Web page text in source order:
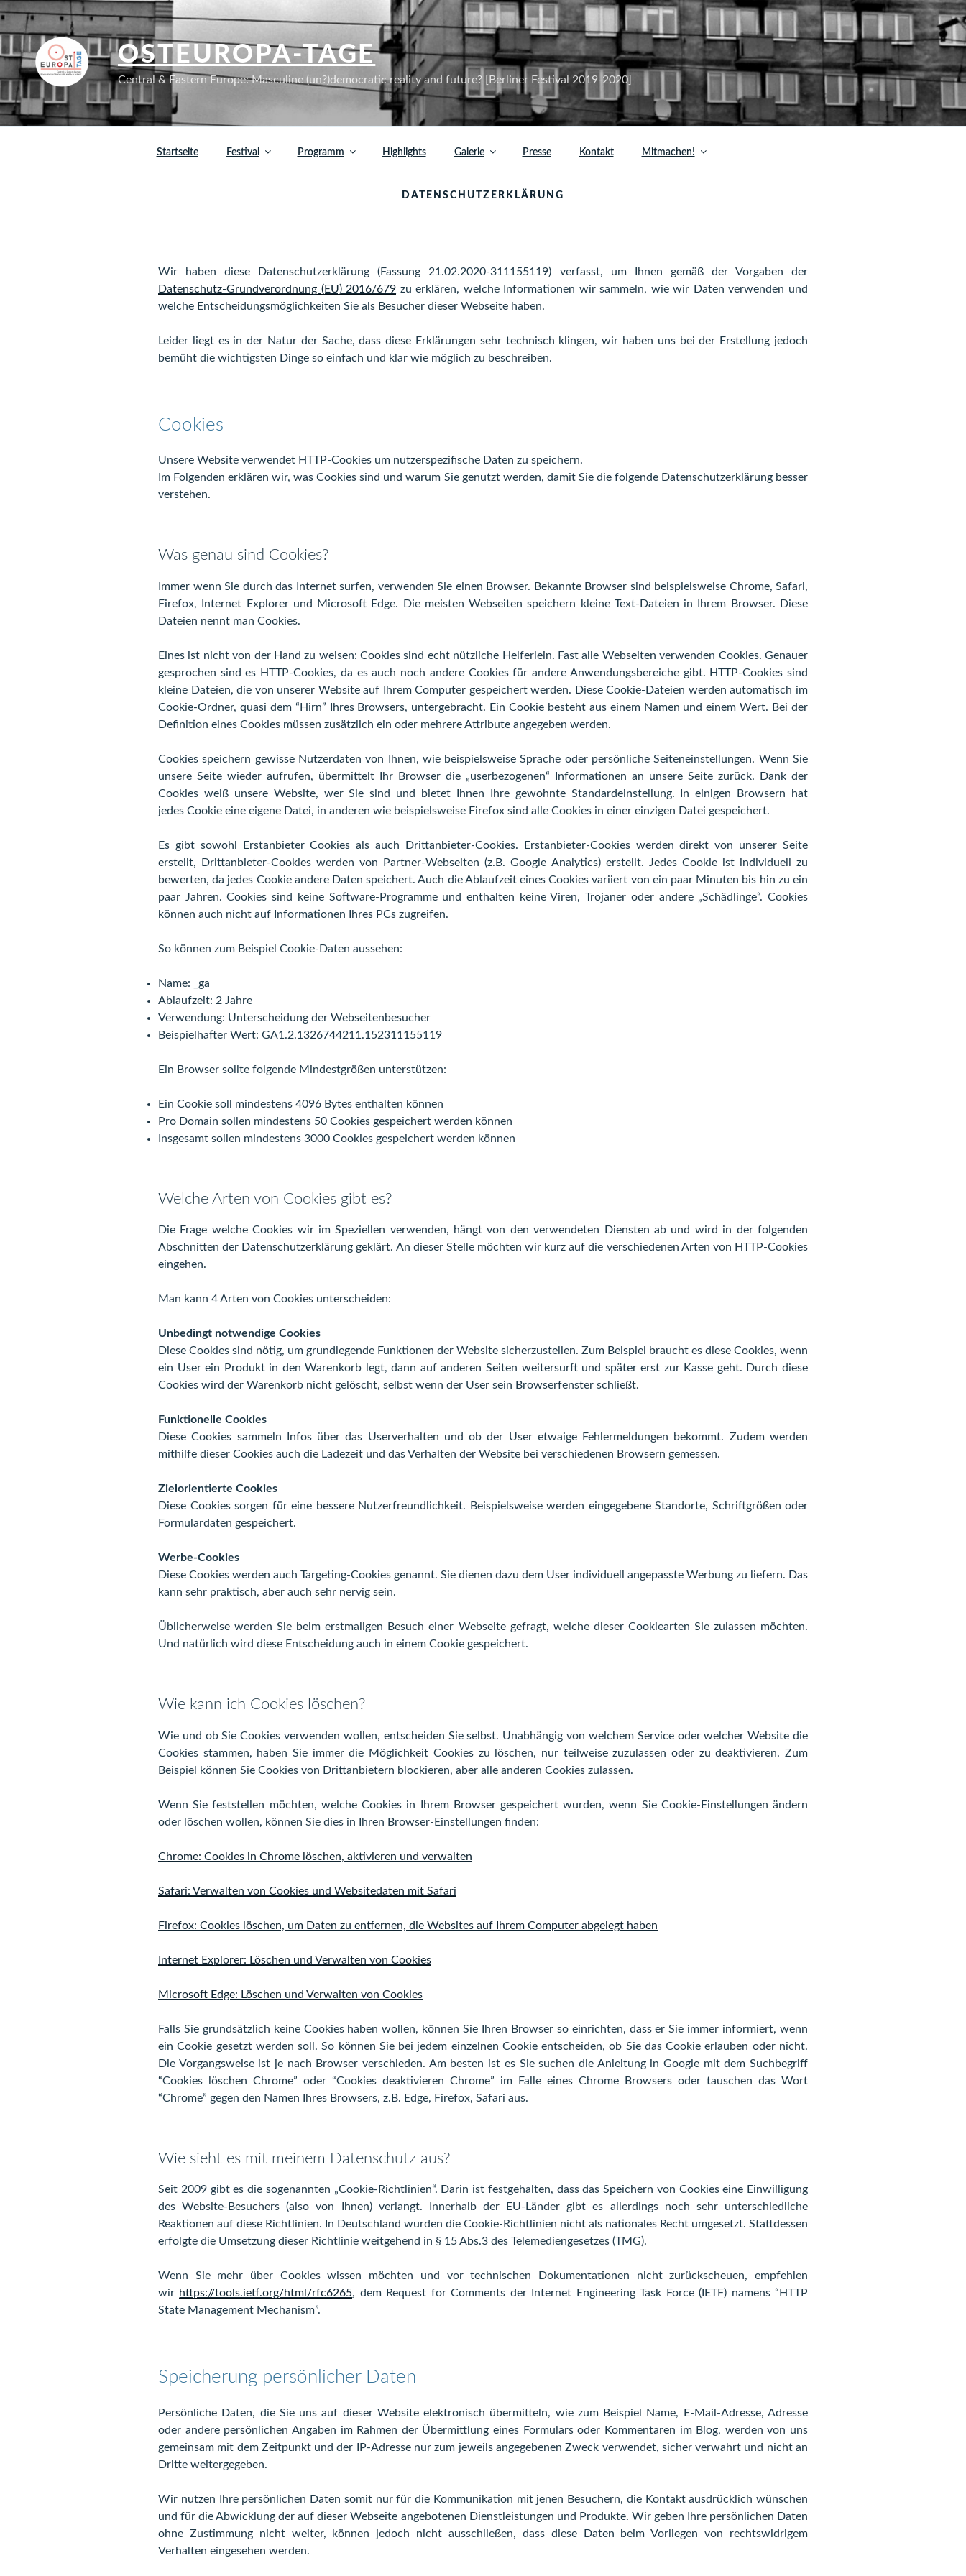
Inhalt
springen
OSTEUROPA-TAGE
Central & Eastern Europe: Masculine (un?)democratic reality and future? [Berliner Festival 2019-2020]
Startseite Festival Programm Highlights Galerie Presse Kontakt Mitmachen!
DATENSCHUTZERKLÄRUNG
Wir haben diese Datenschutzerklärung (Fassung 21.02.2020-311155119) verfasst, um Ihnen gemäß der Vorgaben der
Datenschutz-Grundverordnung (EU) 2016/679 zu erklären, welche Informationen wir sammeln, wie wir Daten verwenden und
welche Entscheidungsmöglichkeiten Sie als Besucher dieser Webseite haben.
Leider liegt es in der Natur der Sache, dass diese Erklärungen sehr technisch klingen, wir haben uns bei der Erstellung jedoch
bemüht die wichtigsten Dinge so einfach und klar wie möglich zu beschreiben.
Cookies
Unsere Website verwendet HTTP-Cookies um nutzerspezifische Daten zu speichern.
Im Folgenden erklären wir, was Cookies sind und warum Sie genutzt werden, damit Sie die folgende Datenschutzerklärung besser
verstehen.
Was genau sind Cookies?
Immer wenn Sie durch das Internet surfen, verwenden Sie einen Browser. Bekannte Browser sind beispielsweise Chrome, Safari,
Firefox, Internet Explorer und Microsoft Edge. Die meisten Webseiten speichern kleine Text-Dateien in Ihrem Browser. Diese
Dateien nennt man Cookies.
Eines ist nicht von der Hand zu weisen: Cookies sind echt nützliche Helferlein. Fast alle Webseiten verwenden Cookies. Genauer
gesprochen sind es HTTP-Cookies, da es auch noch andere Cookies für andere Anwendungsbereiche gibt. HTTP-Cookies sind
kleine Dateien, die von unserer Website auf Ihrem Computer gespeichert werden. Diese Cookie-Dateien werden automatisch im
Cookie-Ordner, quasi dem “Hirn” Ihres Browsers, untergebracht. Ein Cookie besteht aus einem Namen und einem Wert. Bei der
Definition eines Cookies müssen zusätzlich ein oder mehrere Attribute angegeben werden.
Cookies speichern gewisse Nutzerdaten von Ihnen, wie beispielsweise Sprache oder persönliche Seiteneinstellungen. Wenn Sie
unsere Seite wieder aufrufen, übermittelt Ihr Browser die „userbezogenen“ Informationen an unsere Seite zurück. Dank der
Cookies weiß unsere Website, wer Sie sind und bietet Ihnen Ihre gewohnte Standardeinstellung. In einigen Browsern hat
jedes Cookie eine eigene Datei, in anderen wie beispielsweise Firefox sind alle Cookies in einer einzigen Datei gespeichert.
Es gibt sowohl Erstanbieter Cookies als auch Drittanbieter-Cookies. Erstanbieter-Cookies werden direkt von unserer Seite
erstellt, Drittanbieter-Cookies werden von Partner-Webseiten (z.B. Google Analytics) erstellt. Jedes Cookie ist individuell zu
bewerten, da jedes Cookie andere Daten speichert. Auch die Ablaufzeit eines Cookies variiert von ein paar Minuten bis hin zu ein
paar Jahren. Cookies sind keine Software-Programme und enthalten keine Viren, Trojaner oder andere „Schädlinge“. Cookies
können auch nicht auf Informationen Ihres PCs zugreifen.
So können zum Beispiel Cookie-Daten aussehen:
Name: _ga
Ablaufzeit: 2 Jahre
Verwendung: Unterscheidung der Webseitenbesucher
Beispielhafter Wert: GA1.2.1326744211.152311155119
Ein Browser sollte folgende Mindestgrößen unterstützen:
Ein Cookie soll mindestens 4096 Bytes enthalten können
Pro Domain sollen mindestens 50 Cookies gespeichert werden können
Insgesamt sollen mindestens 3000 Cookies gespeichert werden können
Welche Arten von Cookies gibt es?
Die Frage welche Cookies wir im Speziellen verwenden, hängt von den verwendeten Diensten ab und wird in der folgenden
Abschnitten der Datenschutzerklärung geklärt. An dieser Stelle möchten wir kurz auf die verschiedenen Arten von HTTP-Cookies
eingehen.
Man kann 4 Arten von Cookies unterscheiden:
Unbedingt notwendige Cookies
Diese Cookies sind nötig, um grundlegende Funktionen der Website sicherzustellen. Zum Beispiel braucht es diese Cookies, wenn
ein User ein Produkt in den Warenkorb legt, dann auf anderen Seiten weitersurft und später erst zur Kasse geht. Durch diese
Cookies wird der Warenkorb nicht gelöscht, selbst wenn der User sein Browserfenster schließt.
Funktionelle Cookies
Diese Cookies sammeln Infos über das Userverhalten und ob der User etwaige Fehlermeldungen bekommt. Zudem werden
mithilfe dieser Cookies auch die Ladezeit und das Verhalten der Website bei verschiedenen Browsern gemessen.
Zielorientierte Cookies
Diese Cookies sorgen für eine bessere Nutzerfreundlichkeit. Beispielsweise werden eingegebene Standorte, Schriftgrößen oder
Formulardaten gespeichert.
Werbe-Cookies
Diese Cookies werden auch Targeting-Cookies genannt. Sie dienen dazu dem User individuell angepasste Werbung zu liefern. Das
kann sehr praktisch, aber auch sehr nervig sein.
Üblicherweise werden Sie beim erstmaligen Besuch einer Webseite gefragt, welche dieser Cookiearten Sie zulassen möchten.
Und natürlich wird diese Entscheidung auch in einem Cookie gespeichert.
Wie kann ich Cookies löschen?
Wie und ob Sie Cookies verwenden wollen, entscheiden Sie selbst. Unabhängig von welchem Service oder welcher Website die
Cookies stammen, haben Sie immer die Möglichkeit Cookies zu löschen, nur teilweise zuzulassen oder zu deaktivieren. Zum
Beispiel können Sie Cookies von Drittanbietern blockieren, aber alle anderen Cookies zulassen.
Wenn Sie feststellen möchten, welche Cookies in Ihrem Browser gespeichert wurden, wenn Sie Cookie-Einstellungen ändern
oder löschen wollen, können Sie dies in Ihren Browser-Einstellungen finden:
Chrome: Cookies in Chrome löschen, aktivieren und verwalten
Safari: Verwalten von Cookies und Websitedaten mit Safari
Firefox: Cookies löschen, um Daten zu entfernen, die Websites auf Ihrem Computer abgelegt haben
Internet Explorer: Löschen und Verwalten von Cookies
Microsoft Edge: Löschen und Verwalten von Cookies
Falls Sie grundsätzlich keine Cookies haben wollen, können Sie Ihren Browser so einrichten, dass er Sie immer informiert, wenn
ein Cookie gesetzt werden soll. So können Sie bei jedem einzelnen Cookie entscheiden, ob Sie das Cookie erlauben oder nicht.
Die Vorgangsweise ist je nach Browser verschieden. Am besten ist es Sie suchen die Anleitung in Google mit dem Suchbegriff
“Cookies löschen Chrome” oder “Cookies deaktivieren Chrome” im Falle eines Chrome Browsers oder tauschen das Wort
“Chrome” gegen den Namen Ihres Browsers, z.B. Edge, Firefox, Safari aus.
Wie sieht es mit meinem Datenschutz aus?
Seit 2009 gibt es die sogenannten „Cookie-Richtlinien“. Darin ist festgehalten, dass das Speichern von Cookies eine Einwilligung
des Website-Besuchers (also von Ihnen) verlangt. Innerhalb der EU-Länder gibt es allerdings noch sehr unterschiedliche
Reaktionen auf diese Richtlinien. In Deutschland wurden die Cookie-Richtlinien nicht als nationales Recht umgesetzt. Stattdessen
erfolgte die Umsetzung dieser Richtlinie weitgehend in § 15 Abs.3 des Telemediengesetzes (TMG).
Wenn Sie mehr über Cookies wissen möchten und vor technischen Dokumentationen nicht zurückscheuen, empfehlen
wir https://tools.ietf.org/html/rfc6265, dem Request for Comments der Internet Engineering Task Force (IETF) namens “HTTP
State Management Mechanism”.
Speicherung persönlicher Daten
Persönliche Daten, die Sie uns auf dieser Website elektronisch übermitteln, wie zum Beispiel Name, E-Mail-Adresse, Adresse
oder andere persönlichen Angaben im Rahmen der Übermittlung eines Formulars oder Kommentaren im Blog, werden von uns
gemeinsam mit dem Zeitpunkt und der IP-Adresse nur zum jeweils angegebenen Zweck verwendet, sicher verwahrt und nicht an
Dritte weitergegeben.
Wir nutzen Ihre persönlichen Daten somit nur für die Kommunikation mit jenen Besuchern, die Kontakt ausdrücklich wünschen
und für die Abwicklung der auf dieser Webseite angebotenen Dienstleistungen und Produkte. Wir geben Ihre persönlichen Daten
ohne Zustimmung nicht weiter, können jedoch nicht ausschließen, dass diese Daten beim Vorliegen von rechtswidrigem
Verhalten eingesehen werden.